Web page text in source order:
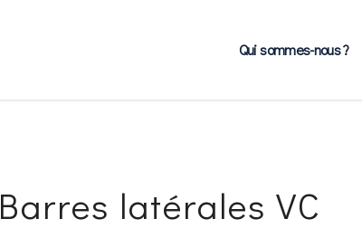
Qui sommes-nous ?
Barres latérales VC